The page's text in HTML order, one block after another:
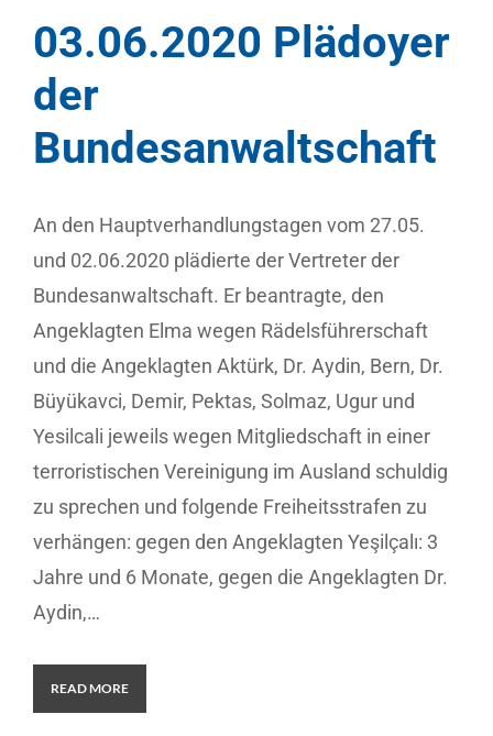
03.06.2020 Plädoyer
der
Bundesanwaltschaft
An den Hauptverhandlungstagen vom 27.05.
und 02.06.2020 plädierte der Vertreter der
Bundesanwaltschaft. Er beantragte, den
Angeklagten Elma wegen Rädelsführerschaft
und die Angeklagten Aktürk, Dr. Aydin, Bern, Dr.
Büyükavci, Demir, Pektas, Solmaz, Ugur und
Yesilcali jeweils wegen Mitgliedschaft in einer
terroristischen Vereinigung im Ausland schuldig
zu sprechen und folgende Freiheitsstrafen zu
verhängen: gegen den Angeklagten Yeşilçalı: 3
Jahre und 6 Monate, gegen die Angeklagten Dr.
Aydin,…
READ MORE